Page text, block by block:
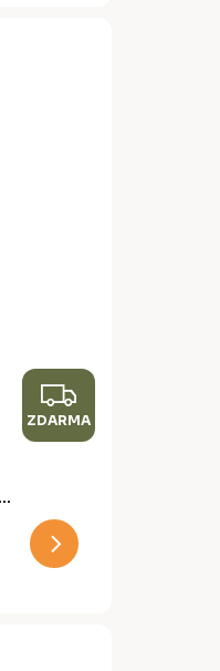
Z
D
M
ZDARMA